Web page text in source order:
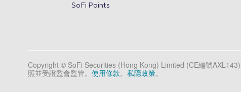
SoFi Points
Copyright © SoFi Securities (Hong Kong) Limited (CE編號
照並受證監會監管。 使用條款。 私隱政策。